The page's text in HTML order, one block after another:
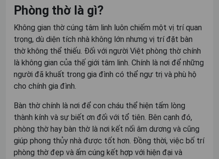
Phòng thờ là gì?
Không gian thờ cúng tâm linh luôn chiếm một vị trí quan
trọng, dù diện tích nhà không lớn nhưng vị trí đặt bàn
thờ không thể thiếu. Đối với người Việt phòng thờ chính
là không gian của thế giới tâm linh. Chính là nơi để những
người đã khuất trong gia đình có thể ngự trị và phù hộ
cho chính gia đình.
Bàn thờ chính là nơi để con cháu thể hiện tấm lòng
thành kính và sự biết ơn đối với tổ tiên. Bên cạnh đó,
phòng thờ hay bàn thờ là nơi kết nối âm dương và cũng
giúp phong thủy nhà được tốt hơn. Đồng thời, việc bố trí
phòng thờ đẹp và ấm cúng kết hợp với hiện đại và